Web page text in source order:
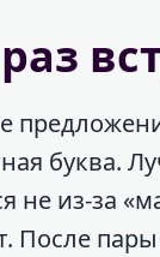
буква.
не из-за
После